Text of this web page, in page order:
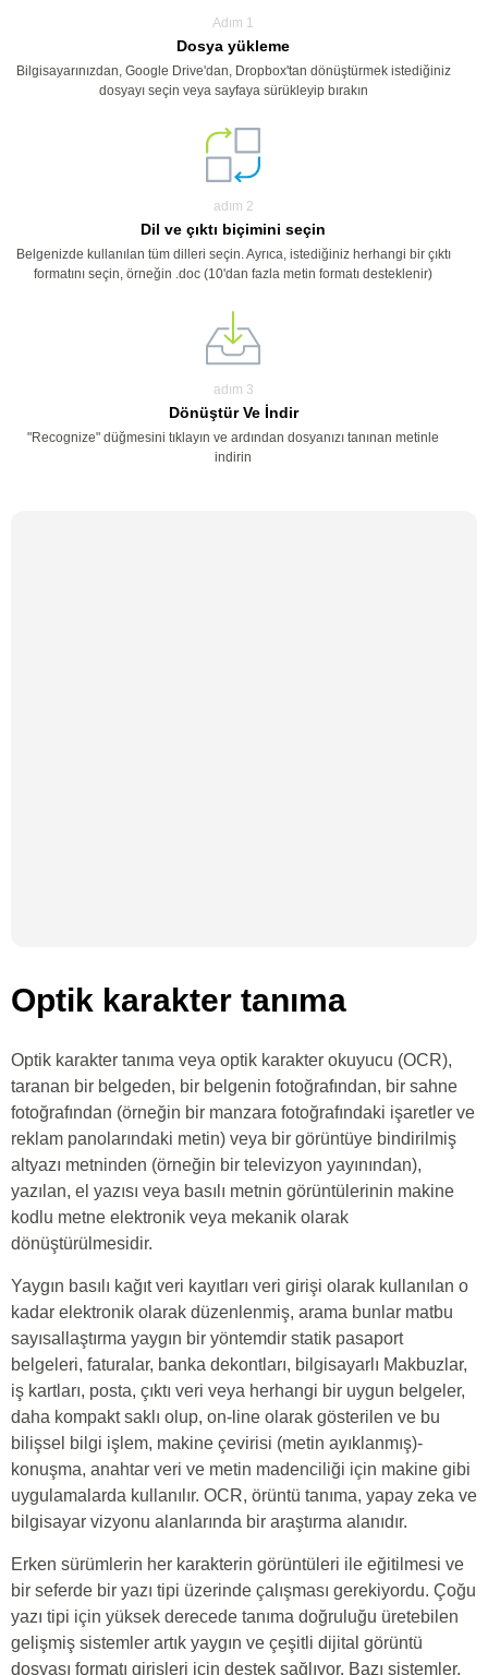
Adım 1
Dosya yükleme
Bilgisayarınızdan, Google Drive'dan, Dropbox'tan dönüştürmek istediğiniz
dosyayı seçin veya sayfaya sürükleyip bırakın
adım 2
Dil ve çıktı biçimini seçin
Belgenizde kullanılan tüm dilleri seçin. Ayrıca, istediğiniz herhangi bir çıktı
formatını seçin, örneğin .doc (10'dan fazla metin formatı desteklenir)
adım 3
Dönüştür Ve İndir
"Recognize" düğmesini tıklayın ve ardından dosyanızı tanınan metinle
indirin
Optik karakter tanıma
Optik karakter tanıma veya optik karakter okuyucu (OCR),
taranan bir belgeden, bir belgenin fotoğrafından, bir sahne
fotoğrafından (örneğin bir manzara fotoğrafındaki işaretler ve
reklam panolarındaki metin) veya bir görüntüye bindirilmiş
altyazı metninden (örneğin bir televizyon yayınından),
yazılan, el yazısı veya basılı metnin görüntülerinin makine
kodlu metne elektronik veya mekanik olarak
dönüştürülmesidir.
Yaygın basılı kağıt veri kayıtları veri girişi olarak kullanılan o
kadar elektronik olarak düzenlenmiş, arama bunlar matbu
sayısallaştırma yaygın bir yöntemdir statik pasaport
belgeleri, faturalar, banka dekontları, bilgisayarlı Makbuzlar,
iş kartları, posta, çıktı veri veya herhangi bir uygun belgeler,
daha kompakt saklı olup, on-line olarak gösterilen ve bu
bilişsel bilgi işlem, makine çevirisi (metin ayıklanmış)-
konuşma, anahtar veri ve metin madenciliği için makine gibi
uygulamalarda kullanılır. OCR, örüntü tanıma, yapay zeka ve
bilgisayar vizyonu alanlarında bir araştırma alanıdır.
Erken sürümlerin her karakterin görüntüleri ile eğitilmesi ve
bir seferde bir yazı tipi üzerinde çalışması gerekiyordu. Çoğu
yazı tipi için yüksek derecede tanıma doğruluğu üretebilen
gelişmiş sistemler artık yaygın ve çeşitli dijital görüntü
dosyası formatı girişleri için destek sağlıyor. Bazı sistemler,